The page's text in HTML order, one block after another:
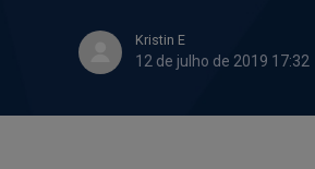
Kristin E
12 de julho de 2019 17:32